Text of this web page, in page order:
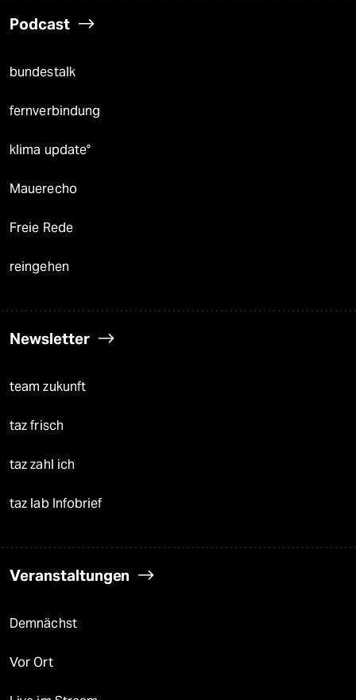
Podcast
bundestalk
fernverbindung
klima update°
Mauerecho
Freie Rede
reingehen
Newsletter
team zukunft
taz frisch
taz zahl ich
taz lab Infobrief
Veranstaltungen
Demnächst
Vor Ort